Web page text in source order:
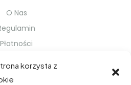
korzysta z
O Nas
Płatności